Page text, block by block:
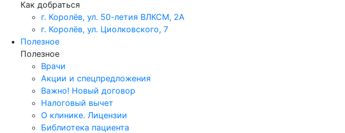
Как добраться
г. Королёв, ул. 50-летия ВЛКСМ, 2А
г. Королёв, ул. Циолковского, 7
Полезное
Полезное
Врачи
Акции и спецпредложения
Важно! Новый договор
Налоговый вычет
О клинике. Лицензии
Библиотека пациента